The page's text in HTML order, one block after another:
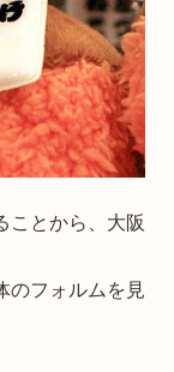
ことから、大阪
のフォルムを見